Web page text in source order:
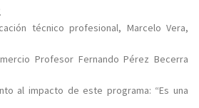
técnico profesional, Marcelo Vera,
Profesor Fernando Pérez Becerra
al impacto de este programa: “Es una